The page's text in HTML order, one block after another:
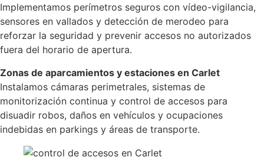
Implementamos perímetros seguros con vídeo-vigilancia,
sensores en vallados y detección de merodeo para
reforzar la seguridad y prevenir accesos no autorizados
fuera del horario de apertura.
Zonas de aparcamientos y estaciones en Carlet
Instalamos cámaras perimetrales, sistemas de
monitorización continua y control de accesos para
disuadir robos, daños en vehículos y ocupaciones
indebidas en parkings y áreas de transporte.